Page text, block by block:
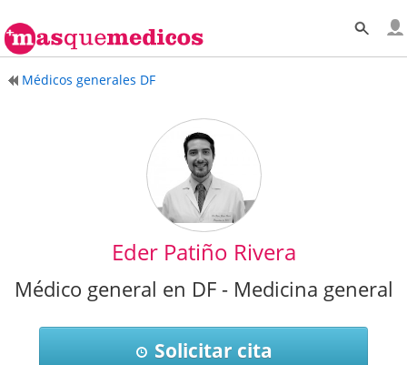
Médicos generales DF
Eder Patiño Rivera
Médico general en DF - Medicina general
Solicitar cita